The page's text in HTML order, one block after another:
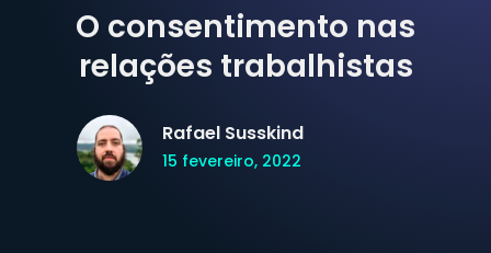
O consentimento nas
relações trabalhistas
Rafael Susskind
15 fevereiro, 2022